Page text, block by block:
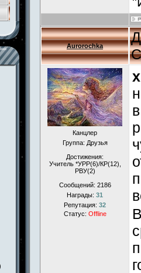
Aurorochka
Канцлер
Группа: Друзья
Достижения:
Учитель *УРР(6)/КР(12),
РВУ(2)
Сообщений: 2186
Награды: 31
Репутация: 32
Статус: Offline